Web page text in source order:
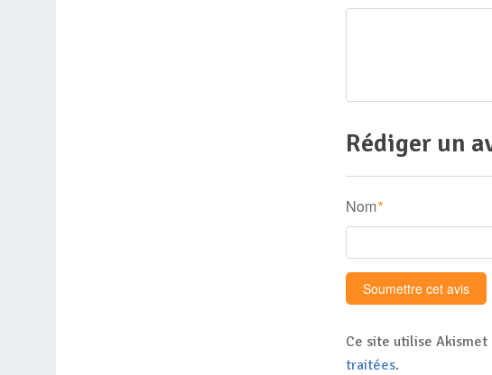
Rédiger un
Nom *
Ce site utilise
traitées.